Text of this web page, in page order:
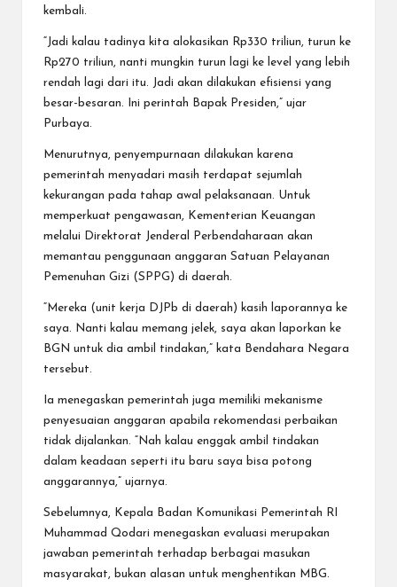
kembali.
“Jadi kalau tadinya kita alokasikan Rp330 triliun, turun ke
Rp270 triliun, nanti mungkin turun lagi ke level yang lebih
rendah lagi dari itu. Jadi akan dilakukan efisiensi yang
besar-besaran. Ini perintah Bapak Presiden,” ujar
Purbaya.
Menurutnya, penyempurnaan dilakukan karena
pemerintah menyadari masih terdapat sejumlah
kekurangan pada tahap awal pelaksanaan. Untuk
memperkuat pengawasan, Kementerian Keuangan
melalui Direktorat Jenderal Perbendaharaan akan
memantau penggunaan anggaran Satuan Pelayanan
Pemenuhan Gizi (SPPG) di daerah.
“Mereka (unit kerja DJPb di daerah) kasih laporannya ke
saya. Nanti kalau memang jelek, saya akan laporkan ke
BGN untuk dia ambil tindakan,” kata Bendahara Negara
tersebut.
Ia menegaskan pemerintah juga memiliki mekanisme
penyesuaian anggaran apabila rekomendasi perbaikan
tidak dijalankan. “Nah kalau enggak ambil tindakan
dalam keadaan seperti itu baru saya bisa potong
anggarannya,” ujarnya.
Sebelumnya, Kepala Badan Komunikasi Pemerintah RI
Muhammad Qodari menegaskan evaluasi merupakan
jawaban pemerintah terhadap berbagai masukan
masyarakat, bukan alasan untuk menghentikan MBG.